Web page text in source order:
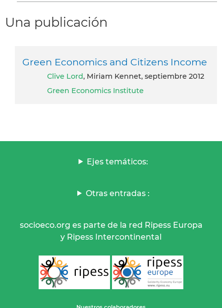
Una publicación
Green Economics and Citizens Income
Clive Lord, Miriam Kennet, septiembre 2012
Green Economics Institute
Ejes temáticos:
Otras entradas :
socioeco.org es parte de la red Ripess Europa
y Ripess Intercontinental